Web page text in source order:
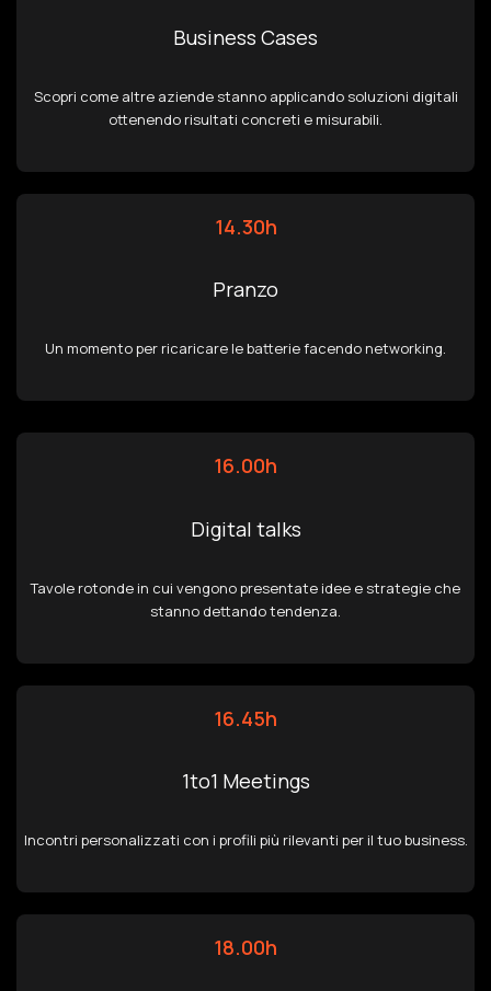
Business Cases
Scopri come altre aziende stanno applicando soluzioni digitali
ottenendo risultati concreti e misurabili.
14.30h
Pranzo
Un momento per ricaricare le batterie facendo networking.
16.00h
Digital talks
Tavole rotonde in cui vengono presentate idee e strategie che
stanno dettando tendenza.
16.45h
1to1 Meetings
Incontri personalizzati con i profili più rilevanti per il tuo business.
18.00h